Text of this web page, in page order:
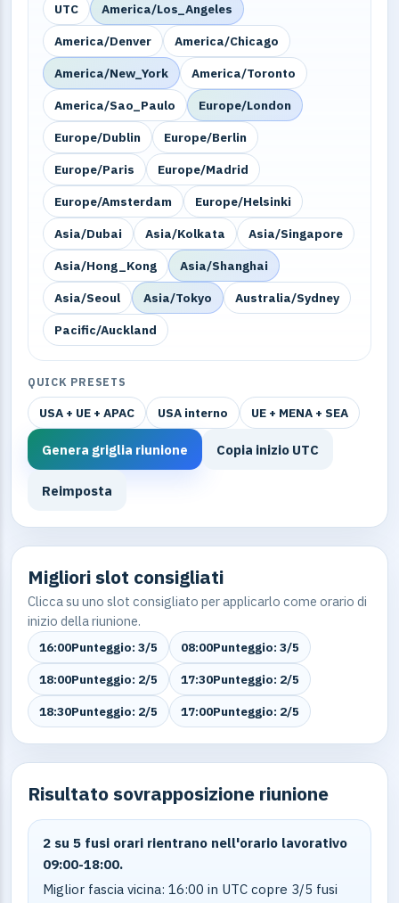
UTC
America/Los_Angeles
America/Denver
America/Chicago
America/New_York
America/Toronto
America/Sao_Paulo
Europe/London
Europe/Dublin
Europe/Berlin
Europe/Paris
Europe/Madrid
Europe/Amsterdam
Europe/Helsinki
Asia/Dubai
Asia/Kolkata
Asia/Singapore
Asia/Hong_Kong
Asia/Shanghai
Asia/Seoul
Asia/Tokyo
Australia/Sydney
Pacific/Auckland
QUICK PRESETS
USA + UE + APAC USA interno UE + MENA + SEA
Genera griglia riunione Copia inizio UTC
Reimposta
Migliori slot consigliati
Clicca su uno slot consigliato per applicarlo come orario di
inizio della riunione.
16:00Punteggio: 3/5 08:00Punteggio: 3/5
18:00Punteggio: 2/5 17:30Punteggio: 2/5
18:30Punteggio: 2/5 17:00Punteggio: 2/5
Risultato sovrapposizione riunione
2 su 5 fusi orari rientrano nell'orario lavorativo
09:00-18:00.
Miglior fascia vicina: 16:00 in UTC copre 3/5 fusi